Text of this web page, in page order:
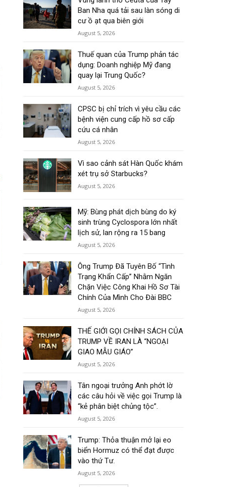
Ban Nha quá tải sau làn sóng di
cư ồ ạt qua biên giới
August 5, 2026
Thuế quan của Trump phản tác
dụng: Doanh nghiệp Mỹ đang
quay lại Trung Quốc?
August 5, 2026
CPSC bị chỉ trích vì yêu cầu các
bệnh viện cung cấp hồ sơ cấp
cứu cá nhân
August 5, 2026
Vì sao cảnh sát Hàn Quốc khám
xét trụ sở Starbucks?
August 5, 2026
Mỹ: Bùng phát dịch bùng do ký
sinh trùng Cyclospora lớn nhất
lịch sử, lan rộng ra 15 bang
August 5, 2026
Ông Trump Đã Tuyên Bố “Tình
Trạng Khẩn Cấp” Nhằm Ngăn
Chặn Việc Công Khai Hồ Sơ Tài
Chính Của Mình Cho Đài BBC
August 5, 2026
THẾ GIỚI GỌI CHÍNH SÁCH CỦA
TRUMP VỀ IRAN LÀ “NGOẠI
GIAO MẪU GIÁO”
August 5, 2026
Tân ngoại trưởng Anh phớt lờ
các câu hỏi về việc gọi Trump là
“kẻ phân biệt chủng tộc”.
August 5, 2026
Trump: Thỏa thuận mở lại eo
biển Hormuz có thể đạt được
vào thứ Tư.
August 5, 2026